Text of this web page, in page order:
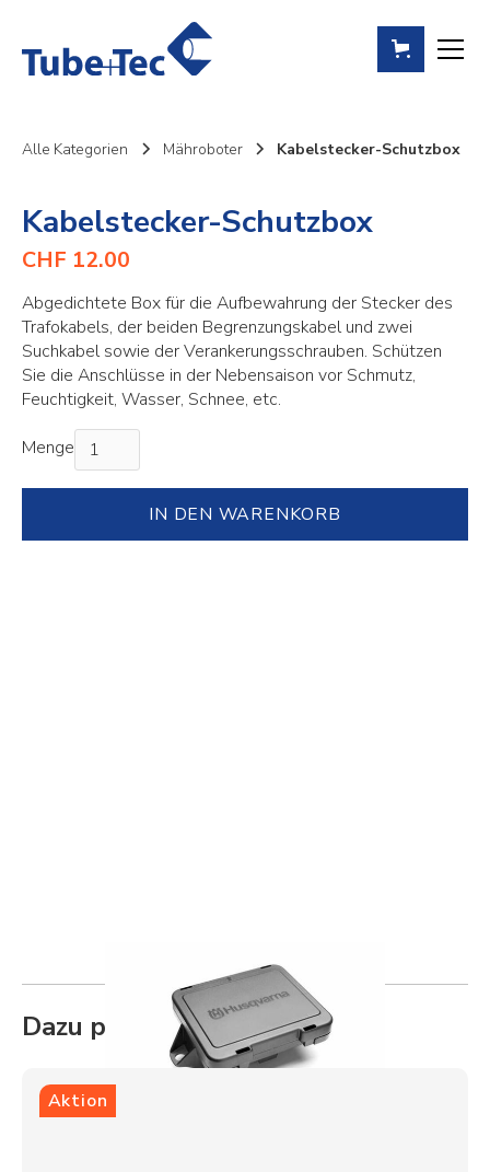
Alle Kategorien Mähroboter Kabelstecker-Schutzbox
Kabelstecker-Schutzbox
CHF 12.00
Abgedichtete Box für die Aufbewahrung der Stecker des
Trafokabels, der beiden Begrenzungskabel und zwei
Suchkabel sowie der Verankerungsschrauben. Schützen
Sie die Anschlüsse in der Nebensaison vor Schmutz,
Feuchtigkeit, Wasser, Schnee, etc.
Menge
Dazu passt
Aktion